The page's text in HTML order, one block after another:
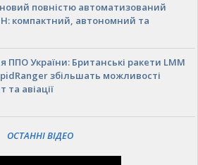
повністю автоматизований
компактний, автономний та
України: Британські ракети LMM
збільшать можливості
та авіації
ОСТАННІ ВІДЕО